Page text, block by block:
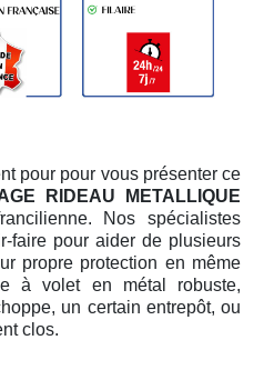
pour pour vous présenter ce
RIDEAU METALLIQUE
Nos spécialistes
faire pour aider de plusieurs
propre protection en même
à volet en métal robuste,
un certain entrepôt, ou
clos.